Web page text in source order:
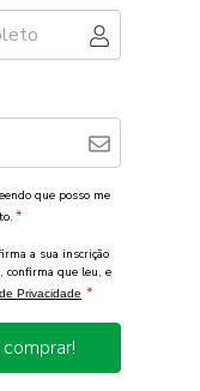
que posso me
*
a sua inscrição
confirma que leu, e
Privacidade *